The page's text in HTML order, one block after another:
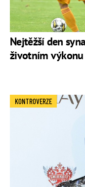
Nejtěžší den
životním
KONTROVERZE